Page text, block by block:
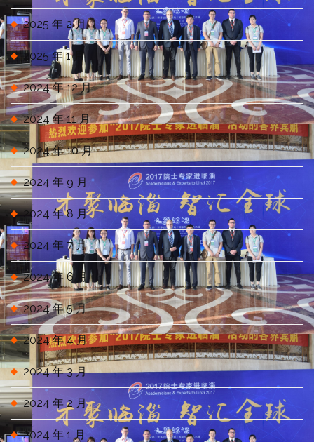
2025 年 2 月
2025 年 1 月
2024 年 12 月
2024 年 11 月
2024 年 10 月
2024 年 9 月
2024 年 8 月
2024 年 7 月
2024 年 6 月
2024 年 5 月
2024 年 4 月
2024 年 3 月
2024 年 2 月
2024 年 1 月